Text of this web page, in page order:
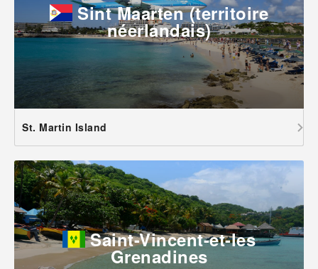
Sint Maarten (territoire
néerlandais)
St. Martin Island
Saint-Vincent-et-les
Grenadines